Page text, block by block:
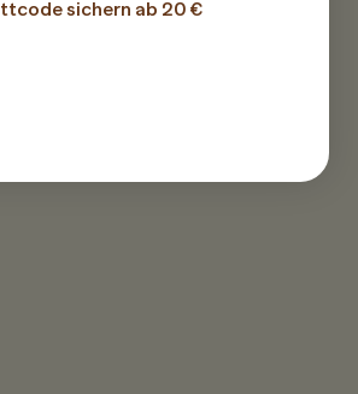
sichern ab 20 €